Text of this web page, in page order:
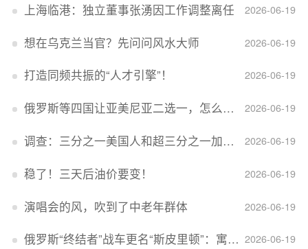
2026-06-19
上海临港：独立董事张湧因工作调整离任
2026-06-19
想在乌克兰当官？先问问风水大师
2026-06-19
打造同频共振的“人才引擎”！
2026-06-19
俄罗斯等四国让亚美尼亚二选一，怎么回事？
2026-06-19
调查：三分之一美国人和超三分之一加拿大人感到经济压力
2026-06-19
稳了！三天后油价要变！
2026-06-19
演唱会的风，吹到了中老年群体
2026-06-19
俄罗斯“终结者”战车更名“斯皮里顿”：寓意强大可靠，彰显俄精神力量